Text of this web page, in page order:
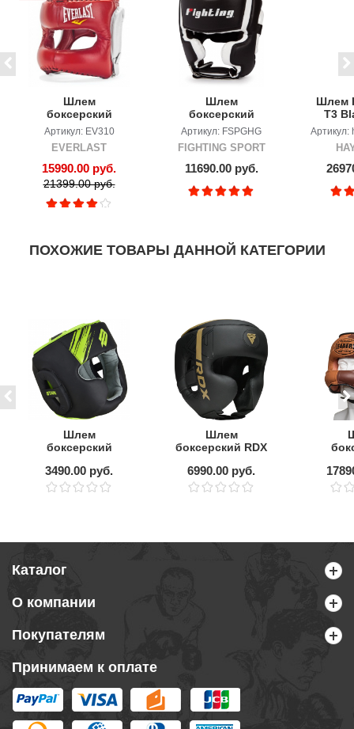
Шлем
боксерский
EVERLAST MX
Артикул: EV310
EVERLAST
15990.00 руб.
21399.00 руб.
Шлем
боксерский
тренировочный
FIGHTING SPORT
Артикул: FSPGHG
FIGHTING SPORT
11690.00 руб.
Шлем
T3
Артикул:
ПОХОЖИЕ ТОВАРЫ ДАННОЙ КАТЕГОРИИ
Шлем
боксерский
3490.00 руб.
Шлем
боксерский RDX
защитой щёк,
черный-золотой
6990.00 руб.
Каталог
О компании
Покупателям
Принимаем к оплате